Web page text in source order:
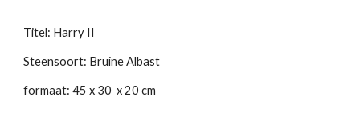
Titel: Harry II
Steensoort: Bruine Albast
formaat: 45 x 30 x 20 cm